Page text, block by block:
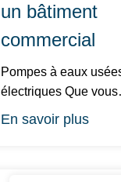
un bâtiment
commercial
Pompes à eaux
électriques Que vous
recherchiez une
usées pour une mais...
En savoir plus